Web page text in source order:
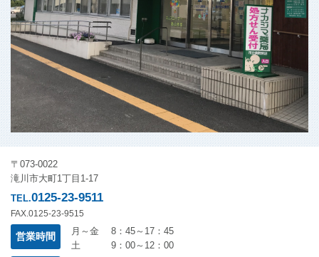
〒073-0022
滝川市大町1丁目1-17
TEL.0125-23-9511
FAX.0125-23-9515
営業時間
月～金 8：45～17：45
土 9：00～12：00